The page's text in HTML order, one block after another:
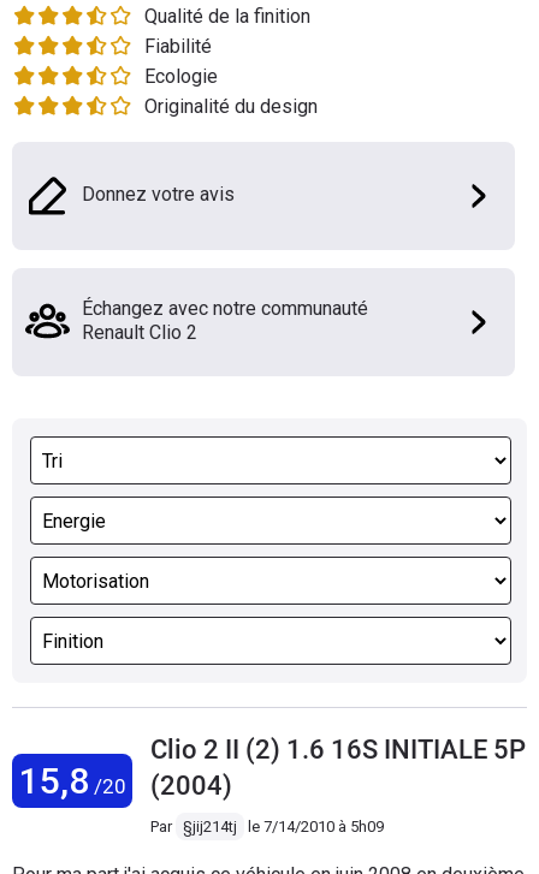
Moto
Marques
Qualité de la finition
Fiabilité
Ecologie
Originalité du design
Donnez votre avis
Échangez avec notre communauté
Renault Clio 2
15,8 /20
Clio 2 II (2) 1.6 16S INITIALE 5P
(2004)
Par §jij214tj le 7/14/2010 à 5h09